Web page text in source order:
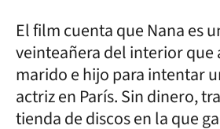
El film cuenta que Nana es
veinteañera del interior que
marido e hijo para intentar
actriz en París. Sin dinero,
tienda de discos en la que